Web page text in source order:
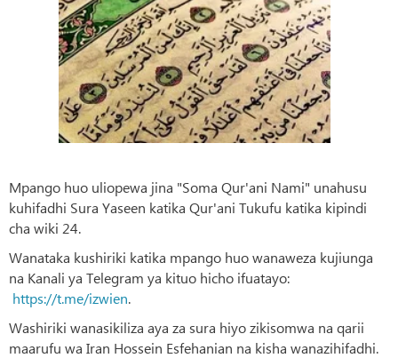
Mpango huo uliopewa jina "Soma Qur'ani Nami" unahusu
kuhifadhi Sura Yaseen katika Qur'ani Tukufu katika kipindi
cha wiki 24.
Wanataka kushiriki katika mpango huo wanaweza kujiunga
na Kanali ya Telegram ya kituo hicho ifuatayo:
https://t.me/izwien.
Washiriki wanasikiliza aya za sura hiyo zikisomwa na qarii
maarufu wa Iran Hossein Esfehanian na kisha wanazihifadhi.